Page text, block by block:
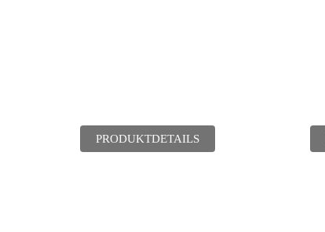
PRODUKTDETAILS